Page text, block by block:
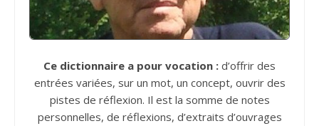
Ce dictionnaire a pour vocation : d’offrir des
entrées variées, sur un mot, un concept, ouvrir des
pistes de réflexion. Il est la somme de notes
personnelles, de réflexions, d’extraits d’ouvrages